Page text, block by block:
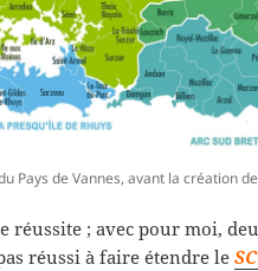
Pays de Vannes, avant la création
réussite ; avec pour moi,
réussi à faire étendre le